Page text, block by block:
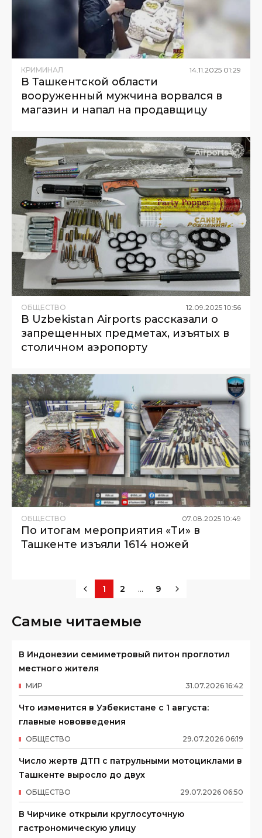
КРИМИНАЛ 14 11 2025 01:29
В Ташкентской области
вооруженный мужчина ворвался в
магазин и напал на продавщицу
ОБЩЕСТВО 12.09.2025 10:56
В Uzbekistan Airports рассказали о
запрещенных предметах, изъятых в
столичном аэропорту
ОБЩЕСТВО 07.08.2025 10:49
По итогам мероприятия «Тиғ» в
Ташкенте изъяли 1614 ножей
1 2 ... 9
Самые читаемые
В Индонезии семиметровый питон проглотил
местного жителя
31.07.2026 16:42
МИР
Что изменится в Узбекистане с 1 августа:
главные нововведения
29.07.2026 06:19
ОБЩЕСТВО
Число жертв ДТП с патрульными мотоциклами в
Ташкенте выросло до двух
29.07.2026 06:50
ОБЩЕСТВО
В Чирчике открыли круглосуточную
гастрономическую улицу